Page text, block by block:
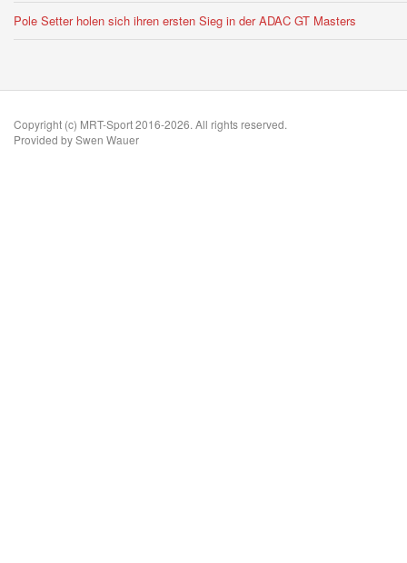
Pole Setter holen sich ihren ersten Sieg in der ADAC GT Masters
Copyright (c) MRT-Sport 2016-2026. All rights reserved.
Provided by Swen Wauer